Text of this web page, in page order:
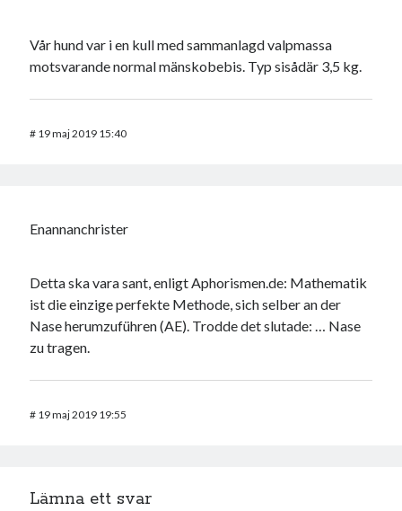
Vår hund var i en kull med sammanlagd valpmassa
motsvarande normal mänskobebis. Typ sisådär 3,5 kg.
# 19 maj 2019 15:40
Enannanchrister
Detta ska vara sant, enligt Aphorismen.de: Mathematik
ist die einzige perfekte Methode, sich selber an der
Nase herumzuführen (AE). Trodde det slutade: … Nase
zu tragen.
# 19 maj 2019 19:55
Lämna ett svar